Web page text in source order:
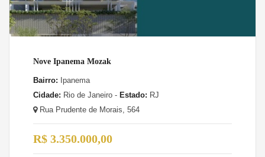
Nove Ipanema Mozak
Bairro: Ipanema
Cidade: Rio de Janeiro - Estado: RJ
Rua Prudente de Morais, 564
R$ 3.350.000,00